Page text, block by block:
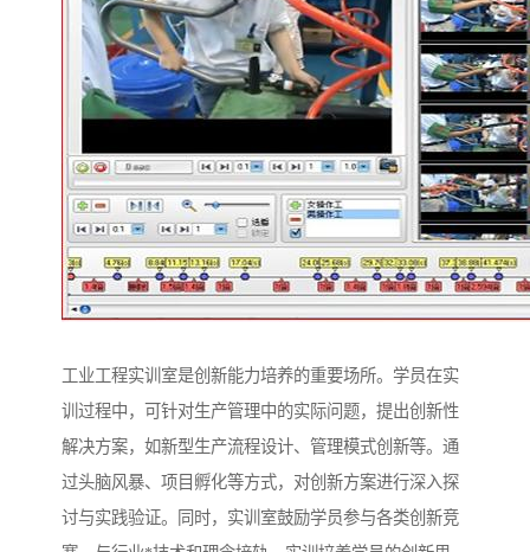
工业工程实训室是创新能力培养的重要场所。学员在实
训过程中，可针对生产管理中的实际问题，提出创新性
解决方案，如新型生产流程设计、管理模式创新等。通
过头脑风暴、项目孵化等方式，对创新方案进行深入探
讨与实践验证。同时，实训室鼓励学员参与各类创新竞